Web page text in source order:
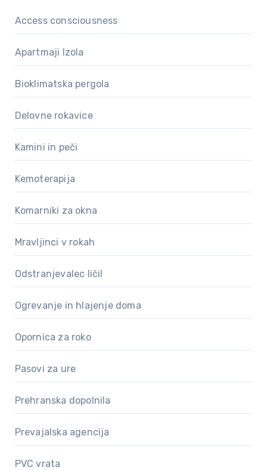
Access consciousness
Apartmaji Izola
Bioklimatska pergola
Delovne rokavice
Kamini in peči
Kemoterapija
Komarniki za okna
Mravljinci v rokah
Odstranjevalec ličil
Ogrevanje in hlajenje doma
Opornica za roko
Pasovi za ure
Prehranska dopolnila
Prevajalska agencija
PVC vrata